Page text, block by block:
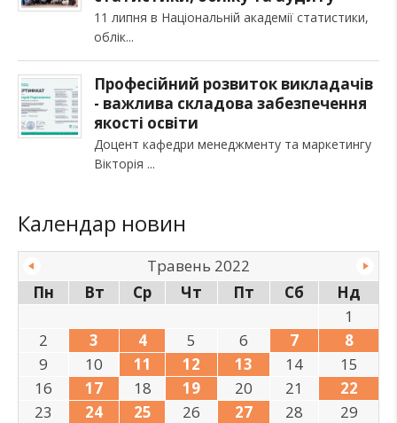
11 липня в Національній академії статистики,
облік
Професійний розвиток викладачів
- важлива складова забезпечення
якості освіти
Доцент кафедри менеджменту та маркетингу
Вікторія
Календар новин
Травень 2022
Пн
Вт Ср Чт Пт Сб
Нд
1
2
3 4 5 6 7
8
9
10 11 12 13 14
15
16
17 18 19 20 21
22
23
24 25 26 27 28
29